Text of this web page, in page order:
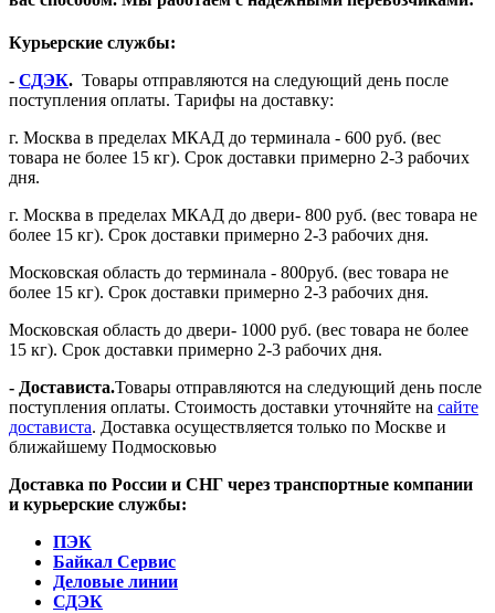
Курьерские службы:
- СДЭК. Товары отправляются на следующий день после
поступления оплаты. Тарифы на доставку:
г. Москва в пределах МКАД до терминала - 600 руб. (вес
товара не более 15 кг). Срок доставки примерно 2-3 рабочих
дня.
г. Москва в пределах МКАД до двери- 800 руб. (вес товара не
более 15 кг). Срок доставки примерно 2-3 рабочих дня.
Московская область до терминала - 800руб. (вес товара не
более 15 кг). Срок доставки примерно 2-3 рабочих дня.
Московская область до двери- 1000 руб. (вес товара не более
15 кг). Срок доставки примерно 2-3 рабочих дня.
- Достависта.Товары отправляются на следующий день после
поступления оплаты. Стоимость доставки уточняйте на сайте
достависта. Доставка осуществляется только по Москве и
ближайшему Подмосковью
Доставка по России и СНГ через транспортные компании
и курьерские службы:
ПЭК
Байкал Сервис
Деловые линии
СДЭК